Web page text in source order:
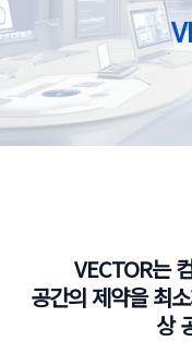
VECTOR는
공간의 제약을 최
상